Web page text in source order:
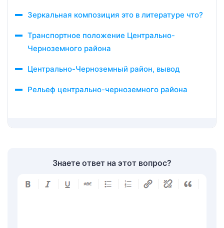
Зеркальная композиция это в литературе что?
Транспортное положение Центрально-
Черноземного района
Центрально-Черноземный район, вывод
Рельеф центрально-черноземного района
Знаете ответ на этот вопрос?